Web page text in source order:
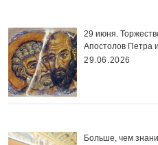
29 июня.
Апостолов Петра
29.06.2026
Больше, чем